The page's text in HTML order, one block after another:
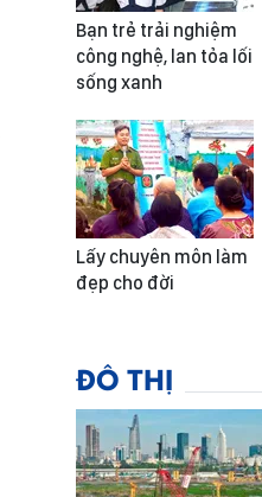
Bạn trẻ trải nghiệm
công nghệ, lan tỏa lối
sống xanh
Lấy chuyên môn làm
đẹp cho đời
ĐÔ THỊ